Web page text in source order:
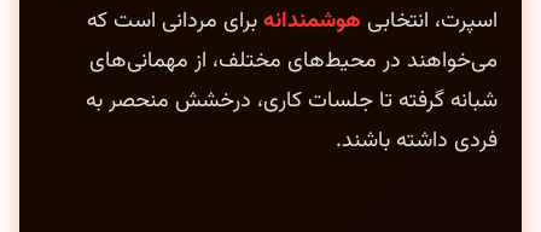
اسپرت، انتخابی هوشمندانهبرای مردانی است که
می‌خواهند در محیط‌های مختلف، از مهمانی‌های
شبانه گرفته تا جلسات کاری، درخشش منحصر به
فردی داشته باشند.